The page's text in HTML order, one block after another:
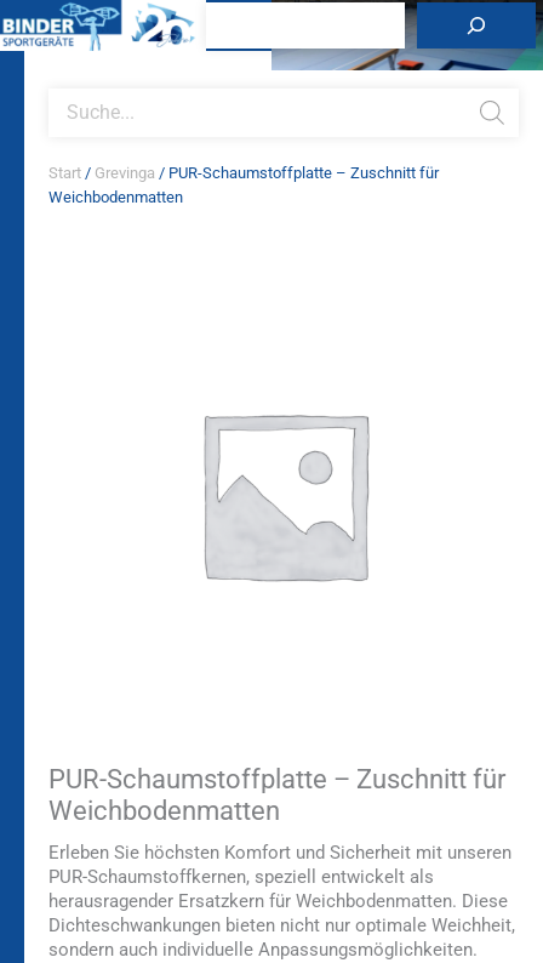
Inhalt
search
Start / Grevinga / PUR-Schaumstoffplatte – Zuschnitt für
Weichbodenmatten
PUR-Schaumstoffplatte – Zuschnitt für
Weichbodenmatten
Erleben Sie höchsten Komfort und Sicherheit mit unseren
PUR-Schaumstoffkernen, speziell entwickelt als
herausragender Ersatzkern für Weichbodenmatten. Diese
Dichteschwankungen bieten nicht nur optimale Weichheit,
sondern auch individuelle Anpassungsmöglichkeiten.